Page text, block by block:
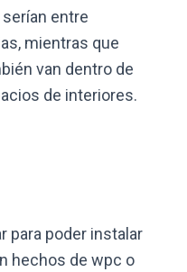
entre
mientras que
van dentro de
de interiores.
para poder instalar
hechos de wpc o